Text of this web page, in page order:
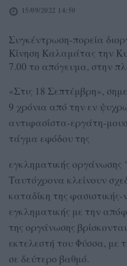
15/09/2022 14:50
Συγκέντρωση-πορεία
Κίνηση Καλαμάτας την
7.00 το απόγευμα, στην
«Στις 18 Σεπτέμβρη»,
9 χρόνια από την εν
αντιφασίστα-εργάτη-
τάγμα εφόδου της
εγκληματικής οργάνωσης
Ταυτόχρονα κλείνουν
καταδίκη της
εγκληματικής με την
της οργάνωσης
εκτελεστή του Φύσσα, με
σε δεύτερο βαθμό.